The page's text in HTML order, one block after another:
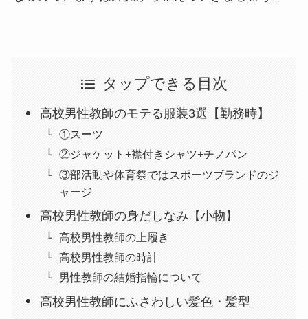
タップできる目次
高校男性教師のモテる服装3選【勤務時】
①スーツ
②ジャケット+襟付きシャツ+チノパン
③部活動や体育祭ではスポーツブランドのジ
ャージ
高校男性教師の身だしなみ【小物】
高校男性教師の上履き
高校男性教師の時計
男性教師の結婚指輪について
高校男性教師にふさわしい髪色・髪型